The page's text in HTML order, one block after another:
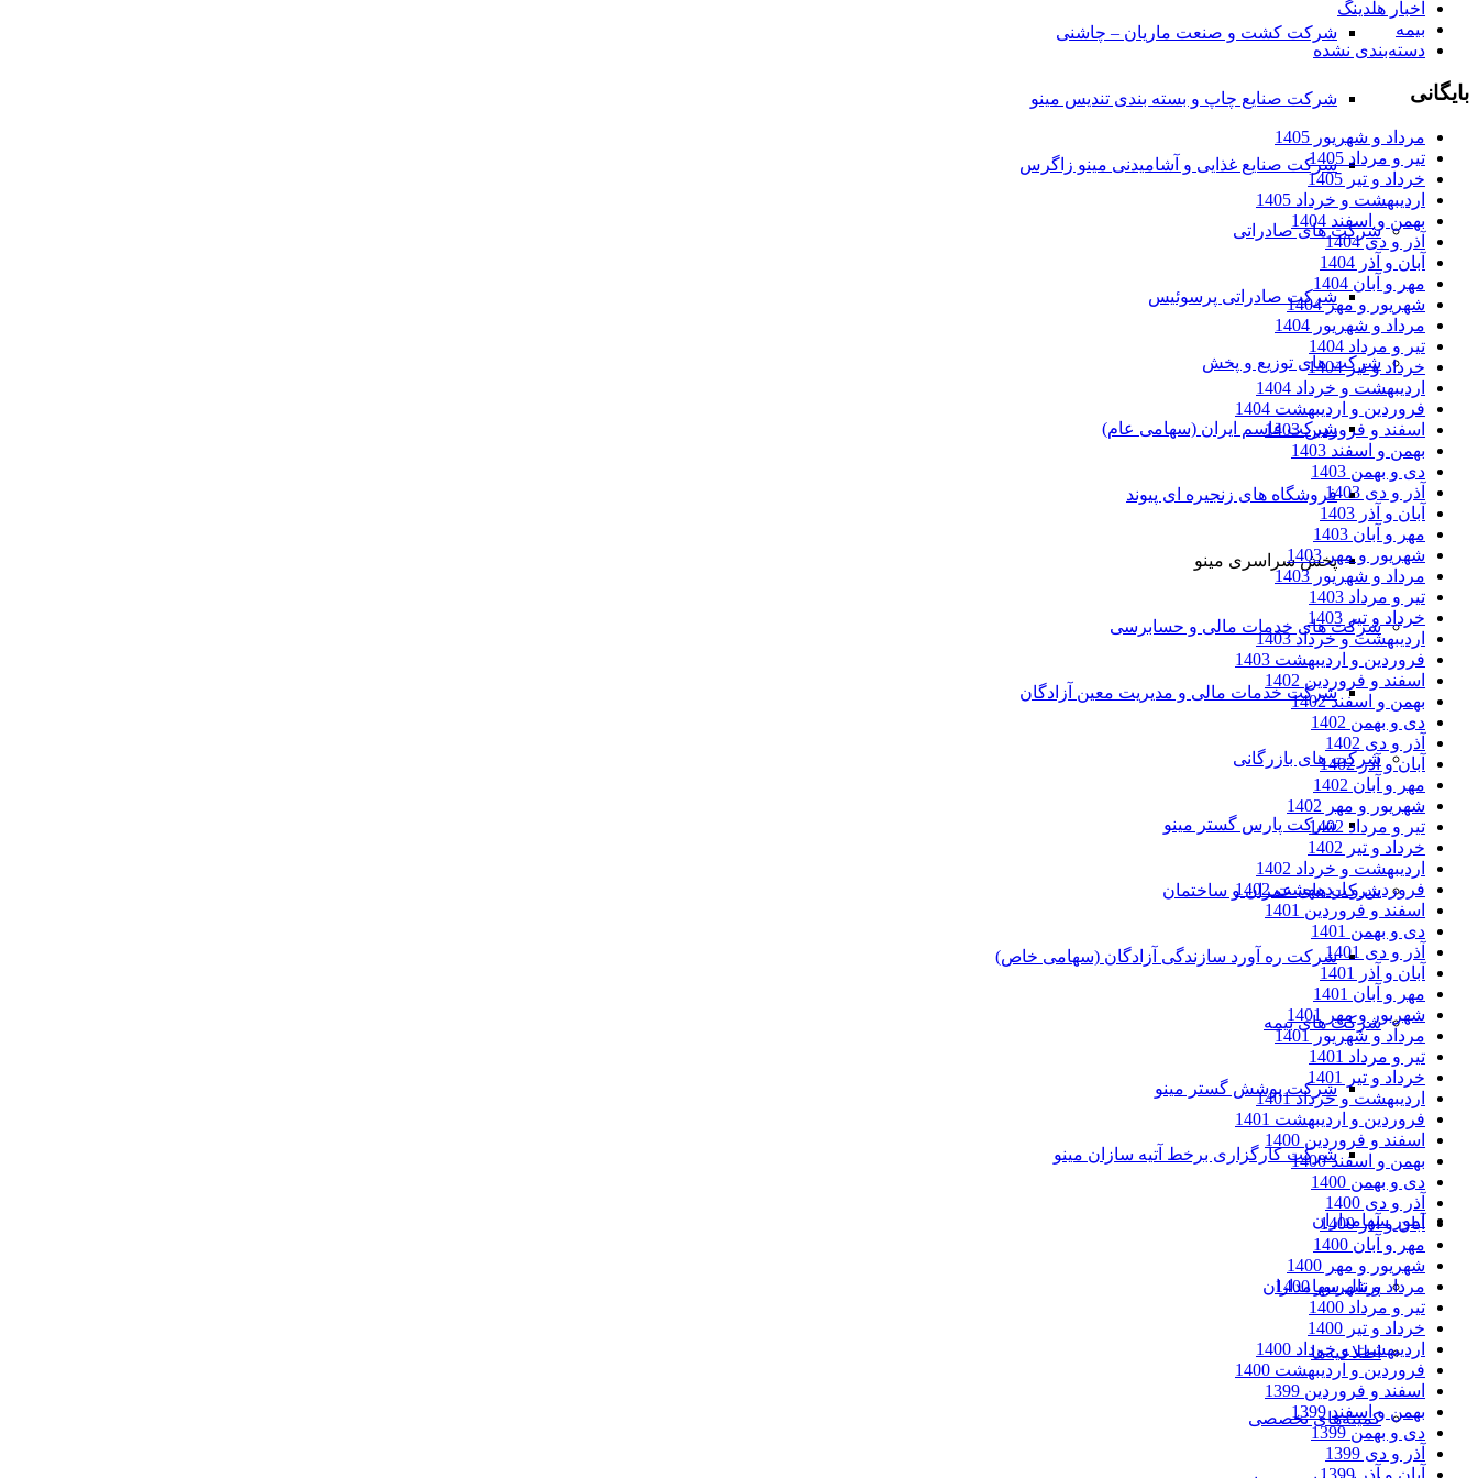
شرکت کشت و صنعت ماریان – چاشنی
شرکت صنایع چاپ و بسته بندی تندیس مینو
شرکت صنایع غذایی و آشامیدنی مینو زاگرس
شرکت های صادراتی
شرکت صادراتی پرسوئیس
شرکت های توزیع و پخش
شرکت قاسم ایران (سهامی عام)
فروشگاه های زنجیره ای پیوند
پخش سراسری مینو
شرکت های خدمات مالی و حسابرسی
شرکت خدمات مالی و مدیریت معین آزادگان
شرکت های بازرگانی
شرکت پارس گستر مینو
شرکت های عمران و ساختمان
شرکت ره آورد سازندگی آزادگان (سهامی خاص)
شرکت های بیمه
شرکت پوشش گستر مینو
شرکت کارگزاری برخط آتیه سازان مینو
امور سهامداران
پرتال سهامداران
اطلاعیه‌ها
کمیته‌های تخصصی
اخبار هلدینگ
بیمه
دسته‌بندی نشده
بایگانی
مرداد و شهریور 1405
تیر و مرداد 1405
خرداد و تیر 1405
اردیبهشت و خرداد 1405
بهمن و اسفند 1404
آذر و دی 1404
آبان و آذر 1404
مهر و آبان 1404
شهریور و مهر 1404
مرداد و شهریور 1404
تیر و مرداد 1404
خرداد و تیر 1404
اردیبهشت و خرداد 1404
فروردین و اردیبهشت 1404
اسفند و فروردین 1403
بهمن و اسفند 1403
دی و بهمن 1403
آذر و دی 1403
آبان و آذر 1403
مهر و آبان 1403
شهریور و مهر 1403
مرداد و شهریور 1403
تیر و مرداد 1403
خرداد و تیر 1403
اردیبهشت و خرداد 1403
فروردین و اردیبهشت 1403
اسفند و فروردین 1402
بهمن و اسفند 1402
دی و بهمن 1402
آذر و دی 1402
آبان و آذر 1402
مهر و آبان 1402
شهریور و مهر 1402
تیر و مرداد 1402
خرداد و تیر 1402
اردیبهشت و خرداد 1402
فروردین و اردیبهشت 1402
اسفند و فروردین 1401
دی و بهمن 1401
آذر و دی 1401
آبان و آذر 1401
مهر و آبان 1401
شهریور و مهر 1401
مرداد و شهریور 1401
تیر و مرداد 1401
خرداد و تیر 1401
اردیبهشت و خرداد 1401
فروردین و اردیبهشت 1401
اسفند و فروردین 1400
بهمن و اسفند 1400
دی و بهمن 1400
آذر و دی 1400
آبان و آذر 1400
مهر و آبان 1400
شهریور و مهر 1400
مرداد و شهریور 1400
تیر و مرداد 1400
خرداد و تیر 1400
اردیبهشت و خرداد 1400
فروردین و اردیبهشت 1400
اسفند و فروردین 1399
بهمن و اسفند 1399
دی و بهمن 1399
آذر و دی 1399
آبان و آذر 1399